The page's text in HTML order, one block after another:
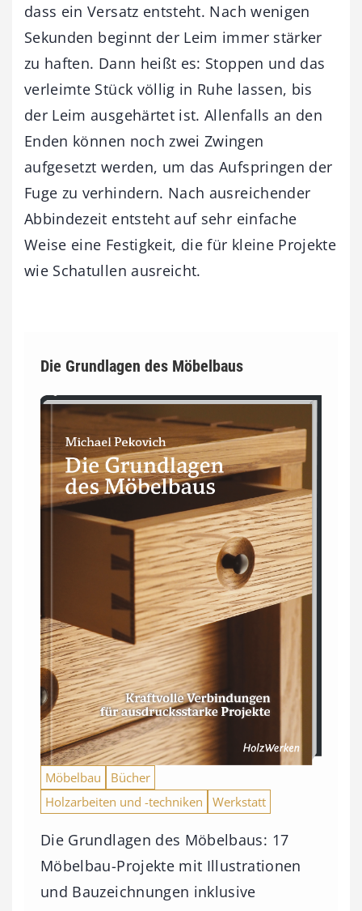
dass ein Versatz entsteht. Nach wenigen
Sekunden beginnt der Leim immer stärker
zu haften. Dann heißt es: Stoppen und das
verleimte Stück völlig in Ruhe lassen, bis
der Leim ausgehärtet ist. Allenfalls an den
Enden können noch zwei Zwingen
aufgesetzt werden, um das Aufspringen der
Fuge zu verhindern. Nach ausreichender
Abbindezeit entsteht auf sehr einfache
Weise eine Festigkeit, die für kleine Projekte
wie Schatullen ausreicht.
Die Grundlagen des Möbelbaus
Möbelbau
Bücher
Holzarbeiten und -techniken
Werkstatt
Die Grundlagen des Möbelbaus: 17
Möbelbau-Projekte mit Illustrationen
und Bauzeichnungen inklusive